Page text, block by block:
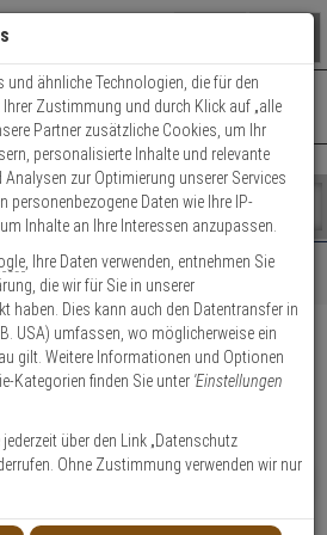
schließen
IM WARENKORB
Ihr Warenkorb ist momentan leer.
()
Fertig
- Do.: 8:00 - 16:30 | Fr.: 8:00 - 14:00 Uhr
nutzen
T65AL/40
6402
und ähnliche Technologien, die für den
Zustimmung und durch Klick auf „alle
Partner zusätzliche Cookies, um Ihr
personalisierte Inhalte und relevante
zur Optimierung unserer Services
personenbezogene Daten wie Ihre IP-
Inhalte an Ihre Interessen anzupassen.
, Ihre Daten verwenden, entnehmen Sie
die wir für Sie in unserer
haben. Dies kann auch den Datentransfer in
B. USA) umfassen, wo möglicherweise ein
gilt. Weitere Informationen und Optionen
Kategorien finden Sie unter 'Einstellungen
über den Link „Datenschutz
Ohne Zustimmung verwenden wir nur